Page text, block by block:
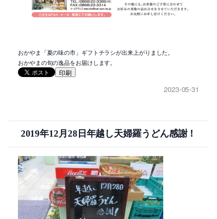
おかやま「夏の味の市」ギフトチラシが出来上がりました。
おかやまの旬の逸品をお届けします。
印刷
2023-05-31
2019年12月28日年越し天婦羅うどん感謝！